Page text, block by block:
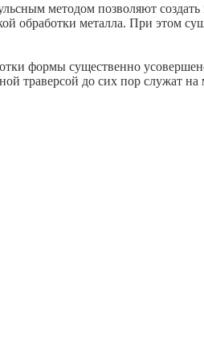
методом позволяют
обработки металла. При этом
формы существенно
траверсой до сих пор служат